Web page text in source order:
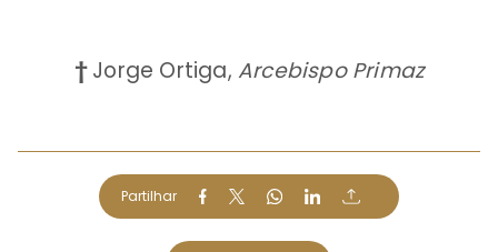
†Jorge Ortiga, Arcebispo Primaz
Partilhar